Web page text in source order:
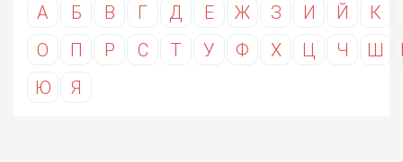
А Б В Г Д Е Ж З И Й К
О
П Р С Т У Ф Х Ц Ч Ш
Ю
Я